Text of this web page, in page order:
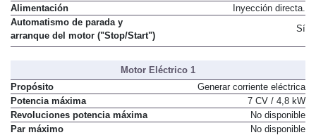
Alimentación
Inyección directa.
Automatismo de parada y
arranque del motor ("Stop/Start")
Sí
Motor Eléctrico 1
Propósito
Generar corriente eléctrica
Potencia máxima
7 CV / 4,8 kW
Revoluciones potencia máxima
No disponible
Par máximo
No disponible